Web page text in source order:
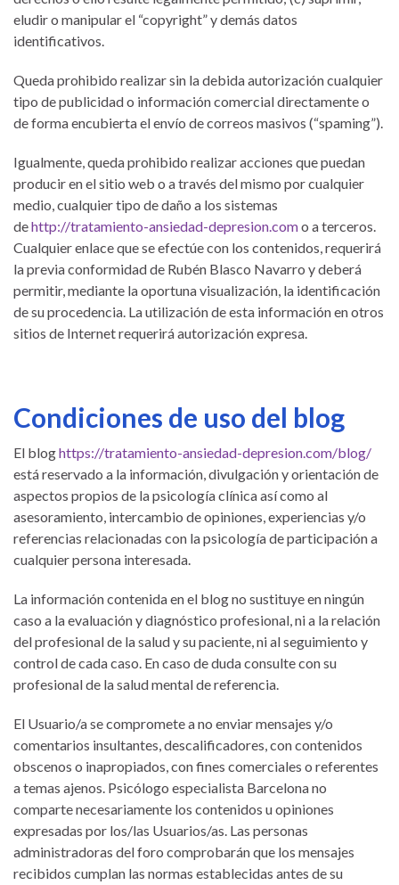
eludir o manipular el “copyright” y demás datos
identificativos.
Queda prohibido realizar sin la debida autorización cualquier
tipo de publicidad o información comercial directamente o
de forma encubierta el envío de correos masivos (“spaming”).
Igualmente, queda prohibido realizar acciones que puedan
producir en el sitio web o a través del mismo por cualquier
medio, cualquier tipo de daño a los sistemas
dehttp://tratamiento-ansiedad-depresion.como a terceros.
Cualquier enlace que se efectúe con los contenidos, requerirá
la previa conformidad de Rubén Blasco Navarro y deberá
permitir, mediante la oportuna visualización, la identificación
de su procedencia. La utilización de esta información en otros
sitios de Internet requerirá autorización expresa.
Condiciones de uso del blog
El bloghttps://tratamiento-ansiedad-depresion.com/blog/
está reservado a la información, divulgación y orientación de
aspectos propios de la psicología clínica así como al
asesoramiento, intercambio de opiniones, experiencias y/o
referencias relacionadas con la psicología de participación a
cualquier persona interesada.
La información contenida en el blog no sustituye en ningún
caso a la evaluación y diagnóstico profesional, ni a la relación
del profesional de la salud y su paciente, ni al seguimiento y
control de cada caso. En caso de duda consulte con su
profesional de la salud mental de referencia.
El Usuario/a se compromete a no enviar mensajes y/o
comentarios insultantes, descalificadores, con contenidos
obscenos o inapropiados, con fines comerciales o referentes
a temas ajenos. Psicólogo especialista Barcelona no
comparte necesariamente los contenidos u opiniones
expresadas por los/las Usuarios/as. Las personas
administradoras del foro comprobarán que los mensajes
recibidos cumplan las normas establecidas antes de su